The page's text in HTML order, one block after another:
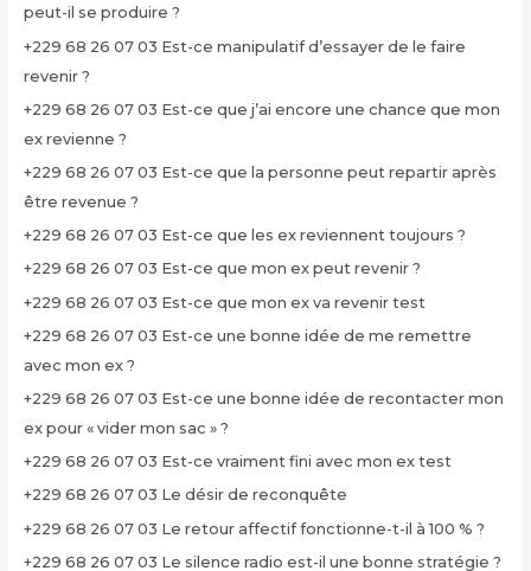
peut-il se produire ?
+229 68 26 07 03 Est-ce manipulatif d’essayer de le faire
revenir ?
+229 68 26 07 03 Est-ce que j’ai encore une chance que mon
ex revienne ?
+229 68 26 07 03 Est-ce que la personne peut repartir après
être revenue ?
+229 68 26 07 03 Est-ce que les ex reviennent toujours ?
+229 68 26 07 03 Est-ce que mon ex peut revenir ?
+229 68 26 07 03 Est-ce que mon ex va revenir test
+229 68 26 07 03 Est-ce une bonne idée de me remettre
avec mon ex ?
+229 68 26 07 03 Est-ce une bonne idée de recontacter mon
ex pour « vider mon sac » ?
+229 68 26 07 03 Est-ce vraiment fini avec mon ex test
+229 68 26 07 03 Le désir de reconquête
+229 68 26 07 03 Le retour affectif fonctionne-t-il à 100 % ?
+229 68 26 07 03 Le silence radio est-il une bonne stratégie ?